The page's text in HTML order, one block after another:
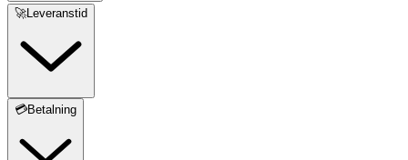
🚀Leveranstid
💳Betalning